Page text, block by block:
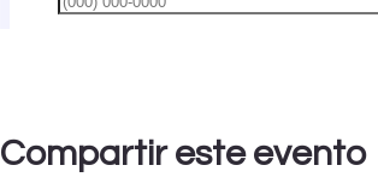
Compartir este evento